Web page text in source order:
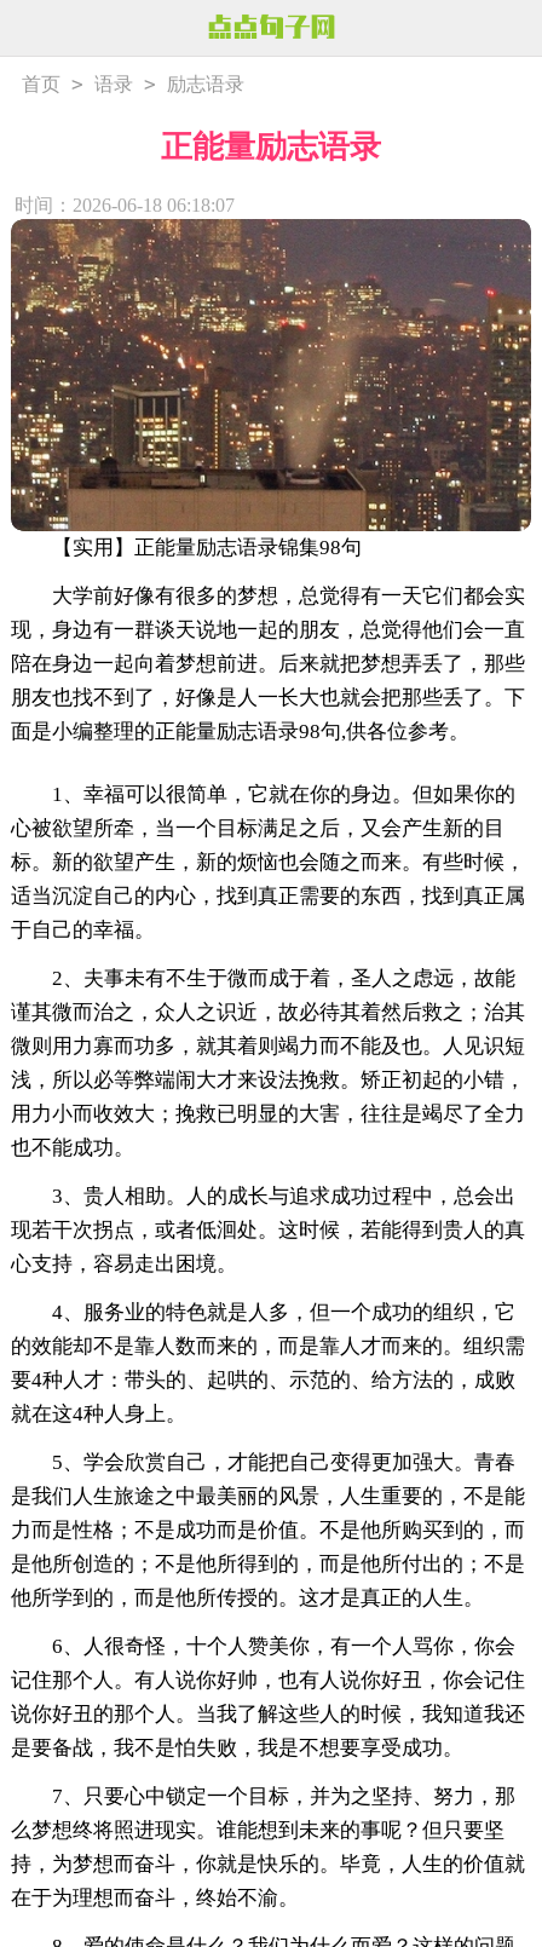
首页 > 语录 > 励志语录
正能量励志语录
时间：2026-06-18 06:18:07
【实用】正能量励志语录锦集98句
大学前好像有很多的梦想，总觉得有一天它们都会实
现，身边有一群谈天说地一起的朋友，总觉得他们会一直
陪在身边一起向着梦想前进。后来就把梦想弄丢了，那些
朋友也找不到了，好像是人一长大也就会把那些丢了。下
面是小编整理的正能量励志语录98句,供各位参考。
1、幸福可以很简单，它就在你的身边。但如果你的
心被欲望所牵，当一个目标满足之后，又会产生新的目
标。新的欲望产生，新的烦恼也会随之而来。有些时候，
适当沉淀自己的内心，找到真正需要的东西，找到真正属
于自己的幸福。
2、夫事未有不生于微而成于着，圣人之虑远，故能
谨其微而治之，众人之识近，故必待其着然后救之；治其
微则用力寡而功多，就其着则竭力而不能及也。人见识短
浅，所以必等弊端闹大才来设法挽救。矫正初起的小错，
用力小而收效大；挽救已明显的大害，往往是竭尽了全力
也不能成功。
3、贵人相助。人的成长与追求成功过程中，总会出
现若干次拐点，或者低洄处。这时候，若能得到贵人的真
心支持，容易走出困境。
4、服务业的特色就是人多，但一个成功的组织，它
的效能却不是靠人数而来的，而是靠人才而来的。组织需
要4种人才：带头的、起哄的、示范的、给方法的，成败
就在这4种人身上。
5、学会欣赏自己，才能把自己变得更加强大。青春
是我们人生旅途之中最美丽的风景，人生重要的，不是能
力而是性格；不是成功而是价值。不是他所购买到的，而
是他所创造的；不是他所得到的，而是他所付出的；不是
他所学到的，而是他所传授的。这才是真正的人生。
6、人很奇怪，十个人赞美你，有一个人骂你，你会
记住那个人。有人说你好帅，也有人说你好丑，你会记住
说你好丑的那个人。当我了解这些人的时候，我知道我还
是要备战，我不是怕失败，我是不想要享受成功。
7、只要心中锁定一个目标，并为之坚持、努力，那
么梦想终将照进现实。谁能想到未来的事呢？但只要坚
持，为梦想而奋斗，你就是快乐的。毕竟，人生的价值就
在于为理想而奋斗，终始不渝。